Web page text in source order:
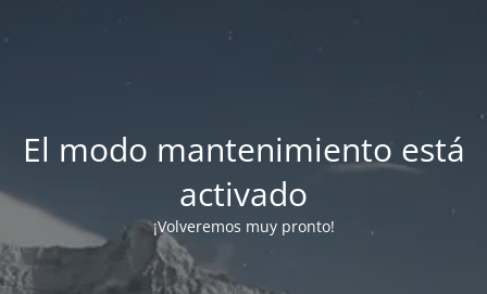
El modo mantenimiento está
activado
¡Volveremos muy pronto!